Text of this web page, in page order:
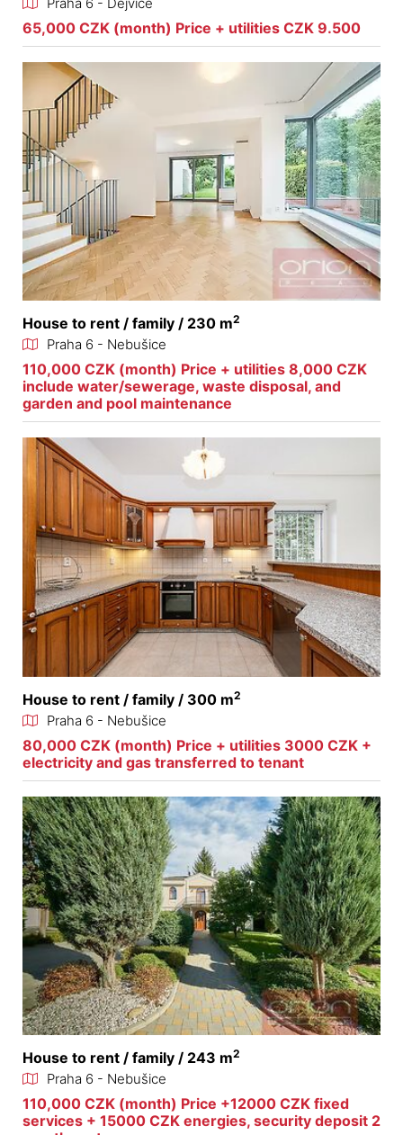
65,000 CZK (month) Price + utilities CZK 9.500
House to rent / family / 230 m2
Praha 6 - Nebušice
110,000 CZK (month) Price + utilities 8,000 CZK
include water/sewerage, waste disposal, and
garden and pool maintenance
House to rent / family / 300 m2
Praha 6 - Nebušice
80,000 CZK (month) Price + utilities 3000 CZK +
electricity and gas transferred to tenant
House to rent / family / 243 m2
Praha 6 - Nebušice
110,000 CZK (month) Price +12000 CZK fixed
services + 15000 CZK energies, security deposit 2